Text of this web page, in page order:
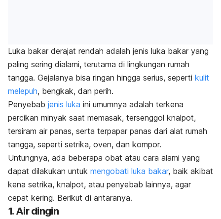
Luka bakar derajat rendah adalah jenis luka bakar yang
paling sering dialami, terutama di lingkungan rumah
tangga. Gejalanya bisa ringan hingga serius, seperti kulit
melepuh, bengkak, dan perih.
Penyebab jenis luka ini umumnya adalah terkena
percikan minyak saat memasak, tersenggol knalpot,
tersiram air panas, serta terpapar panas dari alat rumah
tangga, seperti setrika, oven, dan kompor.
Untungnya, ada beberapa obat atau cara alami yang
dapat dilakukan untuk mengobati luka bakar, baik akibat
kena setrika, knalpot, atau penyebab lainnya, agar
cepat kering. Berikut di antaranya.
1. Air dingin